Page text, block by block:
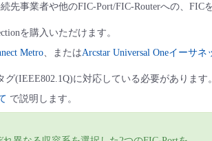
先事業者や他のFIC-Port/FIC-Routerへの、FIC
を購入いただけます。
Metro 、またはArcstar Universal Oneイーサネ
(IEEE802.1Q)に対応している必要があります。
で説明します。